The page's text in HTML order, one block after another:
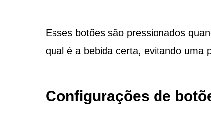
Esses botões são pressionados
qual é a bebida certa, evitando uma
Configurações de